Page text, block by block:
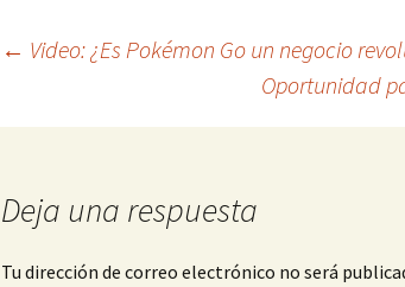
← Video: ¿Es Pokémon Go un negocio
Oportunidad
Deja una respuesta
Tu dirección de correo electrónico no será